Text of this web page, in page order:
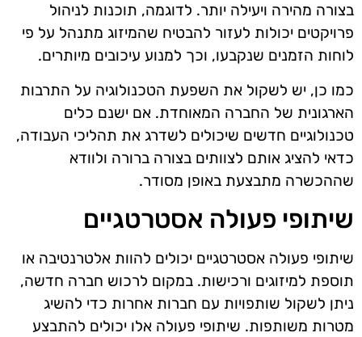
בצורה מהירה ויעילה יותר. לדוגמה, תוכנות לניהול
פרויקטים יכולות לעזור להבטיח שהמיזוג מתנהל על פי
לוחות הזמנים שנקבעו, וכך למנוע עיכובים מיותרים.
כמו כן, יש לשקול את השפעת הטכנולוגיה על התרבות
הארגונית של החברה המאוחדת. אם ישנם כלים
טכנולוגיים חדשים שיכולים לשדרג את תהליכי העבודה,
כדאי להציג אותם לצוותים בצורה ברורה ולוודא
שההכשרה מתבצעת באופן מסודר.
שיתופי פעולה אסטרטגיים
שיתופי פעולה אסטרטגיים יכולים להוות אלטרנטיבה או
תוספת למיזוגים ורכישות. במקום לרכוש חברה חדשה,
ניתן לשקול שותפויות עם חברות אחרות כדי להשיג
מטרות משותפות. שיתופי פעולה אלו יכולים להתבצע